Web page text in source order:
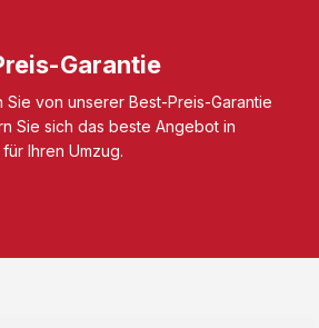
Garantie
Sie von unserer Best-Preis-Garantie
Sie sich das beste Angebot in
Ihren Umzug.